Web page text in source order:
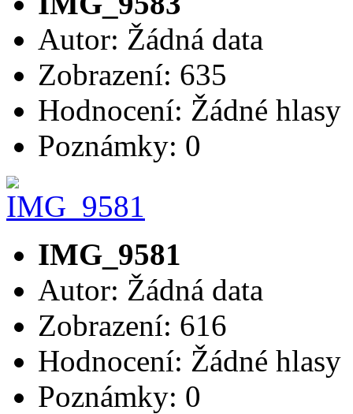
Autor: Žádná data
Zobrazení: 635
Hodnocení: Žádné hlasy
Poznámky: 0
IMG_9581
Autor: Žádná data
Zobrazení: 616
Hodnocení: Žádné hlasy
Poznámky: 0